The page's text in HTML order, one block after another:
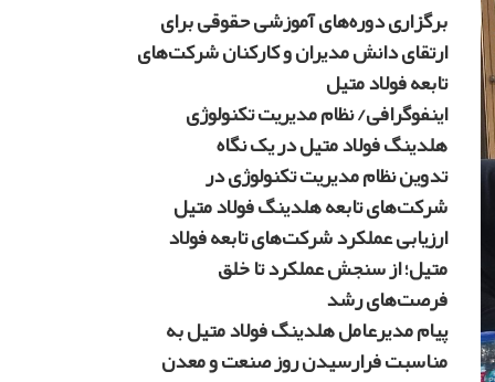
برگزاری دوره‌های آموزشی حقوقی برای
ارتقای دانش مدیران و کارکنان شرکت‌های
تابعه فولاد متیل
اینفوگرافی/ نظام مدیریت تکنولوژی
هلدینگ فولاد متیل در یک نگاه
تدوین نظام مدیریت تکنولوژی در
شرکت‌های تابعه هلدینگ فولاد متیل
ارزیابی عملکرد شرکت‌های تابعه فولاد
متیل؛ از سنجش عملکرد تا خلق
فرصت‌های رشد
پیام مدیرعامل هلدینگ فولاد متیل به
مناسبت فرارسیدن روز صنعت و معدن